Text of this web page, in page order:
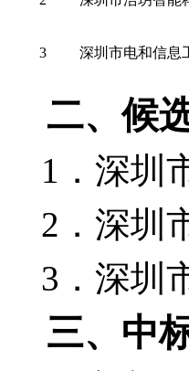
3 深圳市电和信息
二、候
1． 深圳
2． 深圳
3． 深圳
三、 中